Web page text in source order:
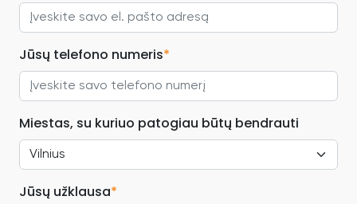
Jūsų telefono numeris*
Miestas, su kuriuo patogiau būtų bendrauti
Jūsų užklausa*